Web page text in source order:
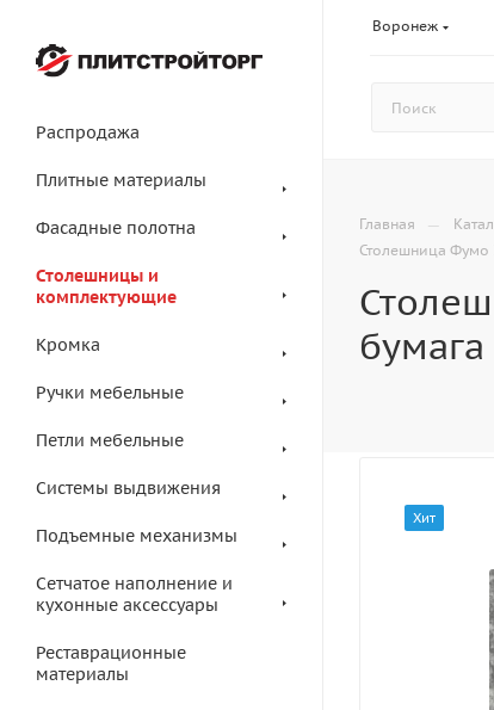
Воронеж
Распродажа
Плитные материалы
Фасадные полотна
Столешницы и
комплектующие
Кромка
Ручки мебельные
Петли мебельные
Системы выдвижения
Подъемные механизмы
Сетчатое наполнение и
кухонные аксессуары
Реставрационные
материалы
Главная —
Столешница Фумо
Хит